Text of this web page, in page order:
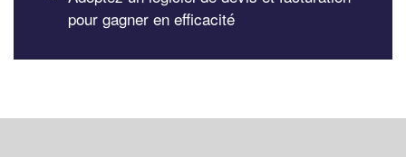
pour gagner en efficacité